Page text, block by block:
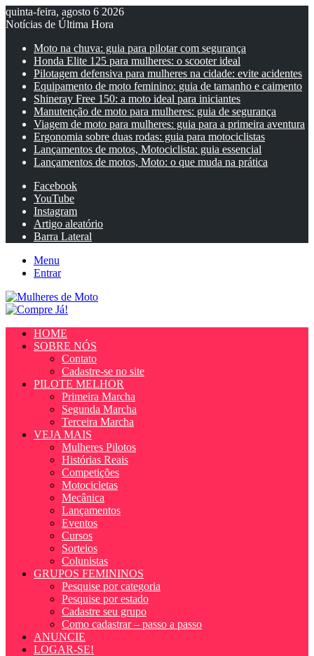
quinta-feira, agosto 6 2026
Notícias de Última Hora
Moto na chuva: guia para pilotar com segurança
Honda Elite 125 para mulheres: o scooter ideal
Pilotagem defensiva para mulheres na cidade: evite acidentes
Equipamento de moto feminino: guia de tamanho e caimento
Shineray Free 150: a moto ideal para iniciantes
Manutenção de moto para mulheres: guia de segurança
Viagem de moto para mulheres: guia para a primeira aventura
Ergonomia sobre duas rodas: guia para motociclistas
Lançamentos de motos, Motociclista: guia essencial
Lançamentos de motos, Moto: o que muda na prática
Facebook
YouTube
Instagram
Artigo aleatório
Barra Lateral
Menu
Entrar
HOME
SOBRE NÓS
Contato
Cadastre-se no site
PILOTE MELHOR
Primeira Marcha
Segunda Marcha
Terceira Marcha
VEJA MAIS
Mulheres Pilotos
Histórias Reais
Competições
Motocicletas
Mecânica
Lançamentos
Eventos
Cursos
Sorteios
Colunistas
GRUPOS FEMININOS
Pesquise por categoria
Pesquise por estado
Cadastre seu grupo
Como cadastrar – passo a passo
ANUNCIE
LOGAR-SE!